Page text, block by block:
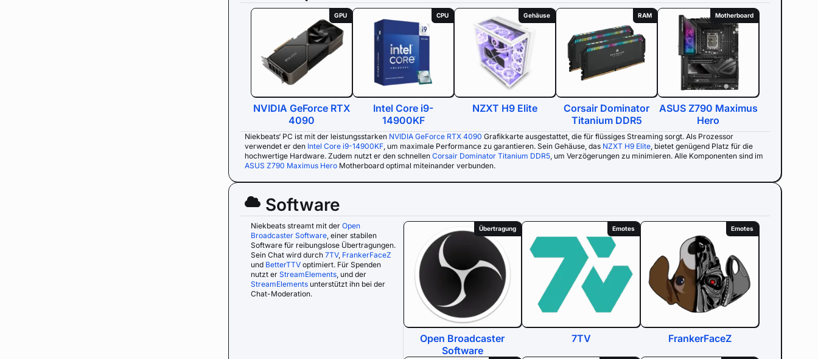
GPU
NVIDIA GeForce RTX
4090
CPU
Intel Core i9-
14900KF
Gehäuse
NZXT H9 Elite
RAM
Corsair Dominator
Titanium DDR5
Motherboard
ASUS Z790 Maximus
Hero
Niekbeats‘ PC ist mit der leistungsstarken NVIDIA GeForce RTX 4090 Grafikkarte ausgestattet, die für flüssiges Streaming sorgt. Als Prozessor
verwendet er den Intel Core i9-14900KF, um maximale Performance zu garantieren. Sein Gehäuse, das NZXT H9 Elite, bietet genügend Platz für die
hochwertige Hardware. Zudem nutzt er den schnellen Corsair Dominator Titanium DDR5, um Verzögerungen zu minimieren. Alle Komponenten sind im
ASUS Z790 Maximus Hero Motherboard optimal miteinander verbunden.
Software
Niekbeats streamt mit der Open
Broadcaster Software, einer stabilen
Software für reibungslose Übertragungen.
Sein Chat wird durch 7TV, FrankerFaceZ
und BetterTTV optimiert. Für Spenden
nutzt er StreamElements, und der
StreamElements unterstützt ihn bei der
Chat-Moderation.
Übertragung
Open Broadcaster
Software
Emotes
7TV
Emotes
FrankerFaceZ